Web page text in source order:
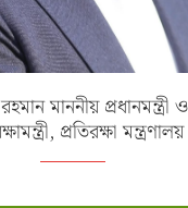
মাননীয় প্রধানমন্ত্রী
প্রতিরক্ষা মন্ত্রণালয়